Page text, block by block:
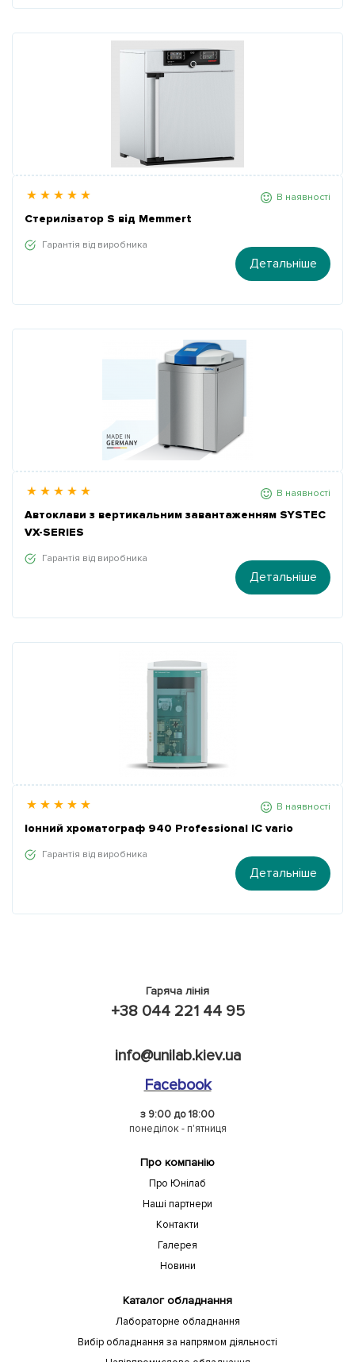
В наявності
Стерилізатор S від Memmert
Гарантія від виробника
Детальніше
В наявності
Автоклави з вертикальним завантаженням SYSTEC
VX-SERIES
Гарантія від виробника
Детальніше
В наявності
Іонний хроматограф 940 Professional IC vario
Гарантія від виробника
Детальніше
Гаряча лінія
+38 044 221 44 95
info@unilab.kiev.ua
Facebook
з 9:00 до 18:00
понеділок - п'ятниця
Про компанію
Про Юнілаб
Наші партнери
Контакти
Галерея
Новини
Каталог обладнання
Лабораторне обладнання
Вибір обладнання за напрямом діяльності